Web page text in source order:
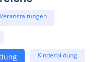
Kinderbildung